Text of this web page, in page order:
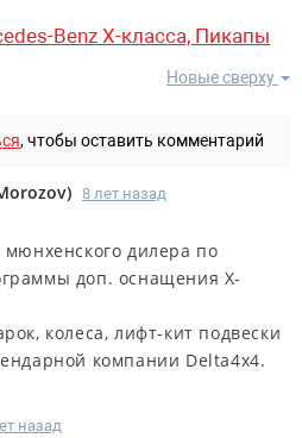
Benz X-класса, Пикапы
Новые сверху
, чтобы оставить комментарий
) 8 лет назад
дилера по
доп. оснащения X-
колеса, лифт-кит подвески
компании Delta4x4.
назад